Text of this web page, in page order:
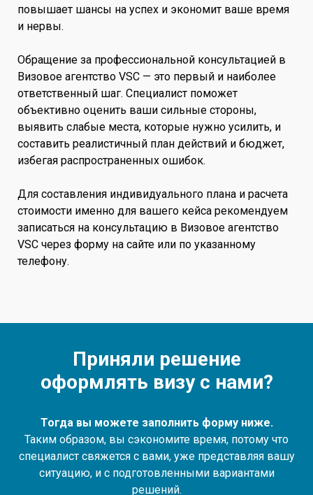
повышает шансы на успех и экономит ваше время
и нервы.
Обращение за профессиональной консультацией в
Визовое агентство VSC — это первый и наиболее
ответственный шаг. Специалист поможет
объективно оценить ваши сильные стороны,
выявить слабые места, которые нужно усилить, и
составить реалистичный план действий и бюджет,
избегая распространенных ошибок.
Для составления индивидуального плана и расчета
стоимости именно для вашего кейса рекомендуем
записаться на консультацию в Визовое агентство
VSC через форму на сайте или по указанному
телефону.
Приняли решение
оформлять визу с нами?
Тогда вы можете заполнить форму ниже.
Таким образом, вы сэкономите время, потому что
специалист свяжется с вами, уже представляя вашу
ситуацию, и с подготовленными вариантами
решений.